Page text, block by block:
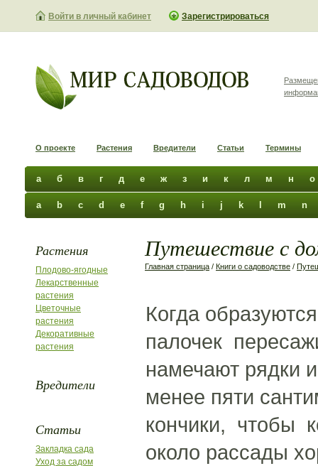
Войти в личный кабинет Зарегистрироваться
О проекте Растения Вредители Статьи Термины
а б в г д е ж з и к л м н о
a b c d e f g h i j k m n
Растения
Плодово-ягодные
Лекарственные
растения
Цветочные
растения
Декоративные
растения
Вредители
Статьи
Закладка сада
Уход за садом
Путешествие с
Главная страница / Книги о садоводстве /
Когда
палочек
намечают рядки
менее пяти
кончики, чтобы
около рассады